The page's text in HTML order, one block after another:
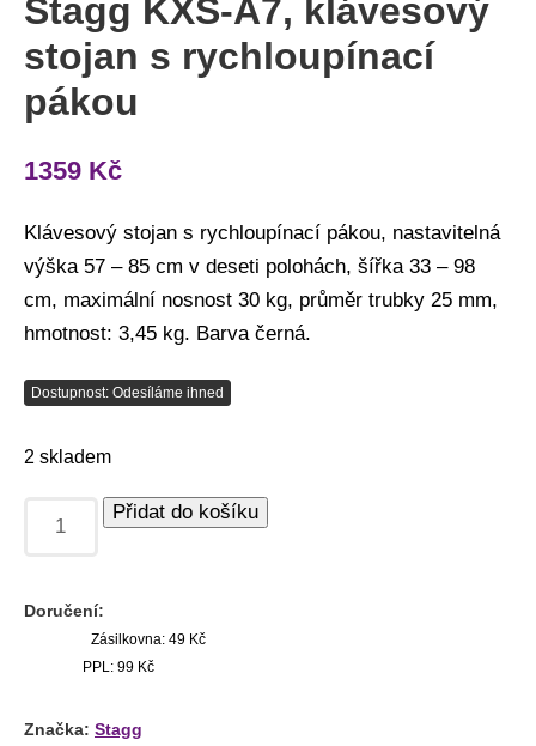
Stagg KXS-A7, klávesový
stojan s rychloupínací
pákou
1359 Kč
Klávesový stojan s rychloupínací pákou, nastavitelná
výška 57 – 85 cm v deseti polohách, šířka 33 – 98
cm, maximální nosnost 30 kg, průměr trubky 25 mm,
hmotnost: 3,45 kg. Barva černá.
Dostupnost: Odesíláme ihned
2 skladem
Přidat do košíku
Doručení:
Zásilkovna: 49 Kč
PPL: 99 Kč
Značka: Stagg